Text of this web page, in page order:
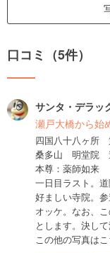
口コミ（5件）
サンタ・デラッ
瀬戸大橋から始
四国八十八ヶ所
桑多山 明堂院
本尊：薬師如来
一日目ラスト。
好ましい寺院。
オッケ。なお、
とします。決し
この他の写真は